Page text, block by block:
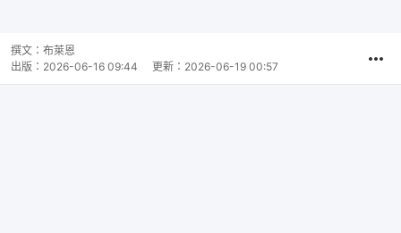
撰文： 布萊恩
出版： 2026-06-16 09:44 更新： 2026-06-19 00:57